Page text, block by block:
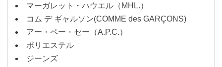
マーガレット・ハウエル（MHL.）
コム デ ギャルソン(COMME des GARÇONS)
アー・ペー・セー（A.P.C.）
ポリエステル
ジーンズ